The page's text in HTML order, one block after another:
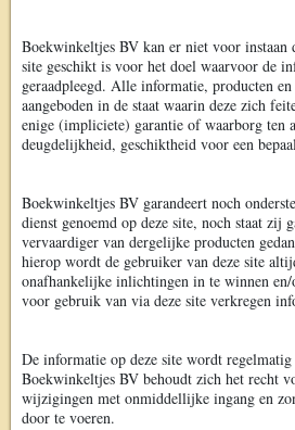
Boekwinkeltjes BV kan er niet voor instaan
site geschikt is voor het doel waarvoor de
geraadpleegd. Alle informatie, producten
aangeboden in de staat waarin deze zich
enige (impliciete) garantie of waarborg ten
deugdelijkheid, geschiktheid voor een
Boekwinkeltjes BV garandeert noch
dienst genoemd op deze site, noch staat zij
vervaardiger van dergelijke producten
hierop wordt de gebruiker van deze site
onafhankelijke inlichtingen in te winnen
voor gebruik van via deze site verkregen
De informatie op deze site wordt regelmatig
Boekwinkeltjes BV behoudt zich het recht
wijzigingen met onmiddellijke ingang en
door te voeren.